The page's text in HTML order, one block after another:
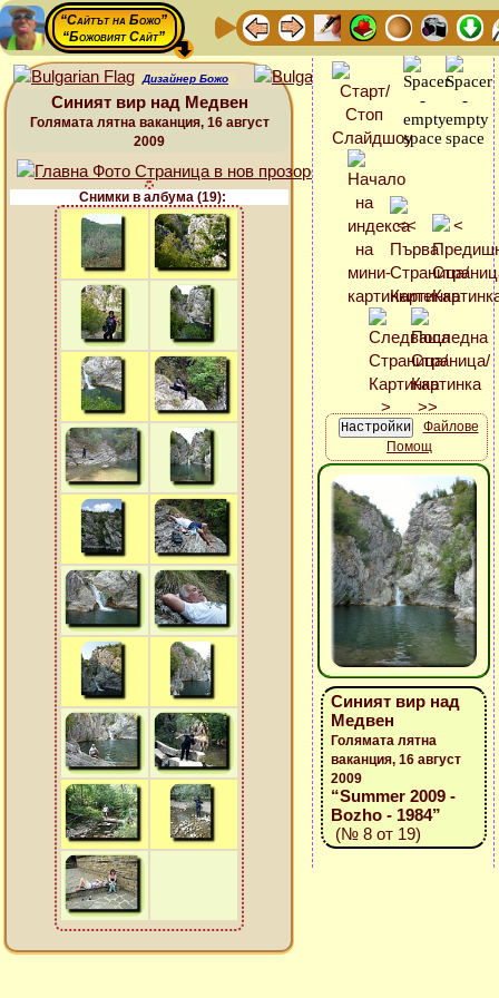
“Сайтът на Божо”
“Божовият Сайт”
Дизайнер Божо
Синият вир над Медвен
Голямата лятна ваканция, 16 август
2009
Снимки в албума (19):
Файлове
Помощ
Синият вир над
Медвен
Голямата лятна
ваканция, 16 август
2009
“Summer 2009 -
Bozho - 1984”
(№ 8 от 19)